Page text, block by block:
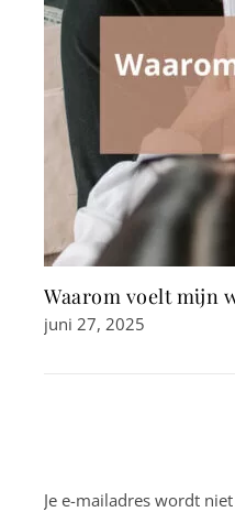
Waarom voelt mijn
juni 27, 2025
Je e-mailadres wordt